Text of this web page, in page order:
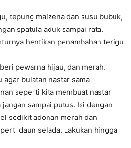
tepung maizena dan susu bubuk,
spatula aduk sampai rata.
hentikan penambahan terigu
pewarna hijau, dan merah.
agar bulatan nastar sama
seperti kita membuat nastar
sampai putus. Isi dengan
sedikit adonan merah dan
daun selada. Lakukan hingga